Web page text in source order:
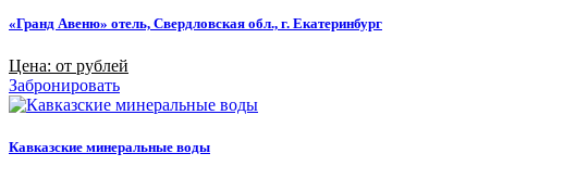
«Гранд Авеню» отель, Свердловская обл., г. Екатеринбург
Цена: от рублей
Забронировать
Кавказские минеральные воды